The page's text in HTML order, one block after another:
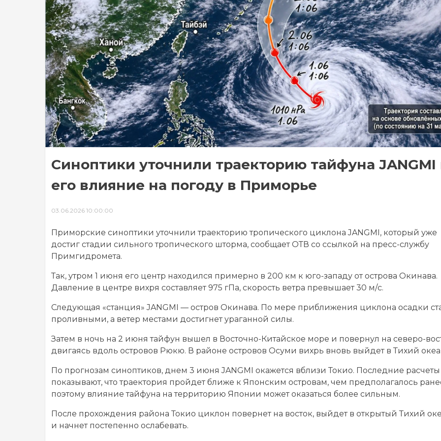
Синоптики уточнили траекторию тайфуна JANGMI
его влияние на погоду в Приморье
03.06.2026 10:00:00
Приморские синоптики уточнили траекторию тропического циклона JANGMI, который уже
достиг стадии сильного тропического шторма, сообщает ОТВ со ссылкой на пресс-службу
Примгидромета.
Так, утром 1 июня его центр находился примерно в 200 км к юго-западу от острова Окинава.
Давление в центре вихря составляет 975 гПа, скорость ветра превышает 30 м/с.
Следующая «станция» JANGMI — остров Окинава. По мере приближения циклона осадки
проливными, а ветер местами достигнет ураганной силы.
Затем в ночь на 2 июня тайфун вышел в Восточно-Китайское море и повернул на северо-
двигаясь вдоль островов Рюкю. В районе островов Осуми вихрь вновь выйдет в Тихий
По прогнозам синоптиков, днем 3 июня JANGMI окажется вблизи Токио. Последние расчеты
показывают, что траектория пройдет ближе к Японским островам, чем предполагалось
поэтому влияние тайфуна на территорию Японии может оказаться более сильным.
После прохождения района Токио циклон повернет на восток, выйдет в открытый Тихий
и начнет постепенно ослабевать.